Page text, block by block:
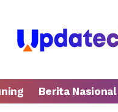
Berita Nasional